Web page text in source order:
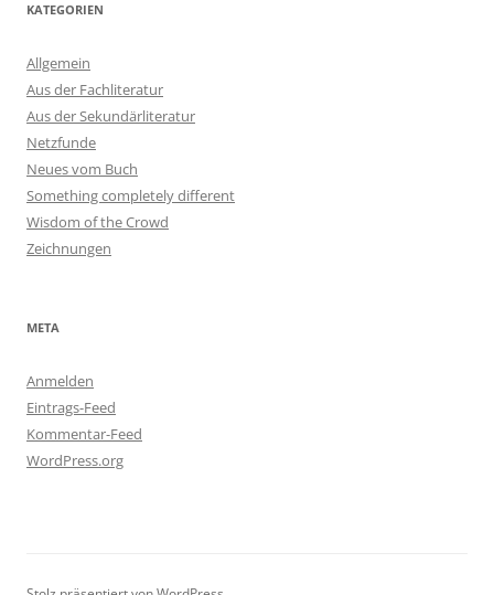
KATEGORIEN
Allgemein
Aus der Fachliteratur
Aus der Sekundärliteratur
Netzfunde
Neues vom Buch
Something completely different
Wisdom of the Crowd
Zeichnungen
META
Anmelden
Eintrags-Feed
Kommentar-Feed
WordPress.org